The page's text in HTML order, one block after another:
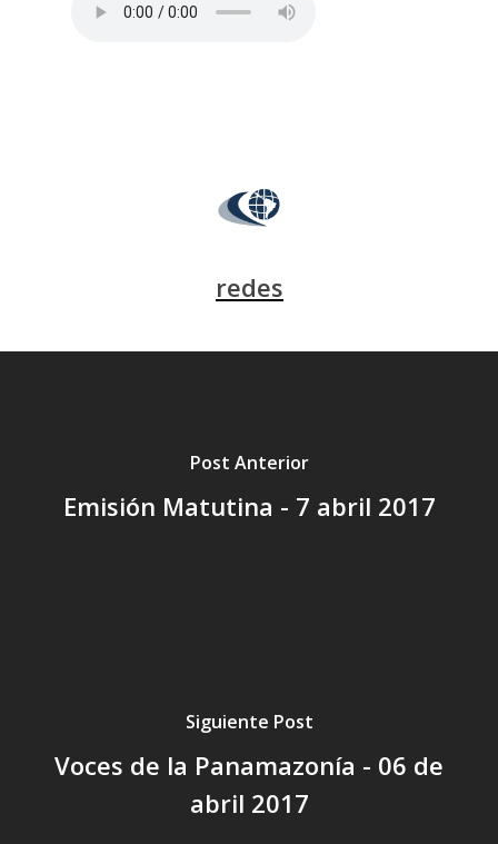
redes
Post Anterior
Emisión Matutina - 7 abril 2017
Siguiente Post
Voces de la Panamazonía - 06 de
abril 2017